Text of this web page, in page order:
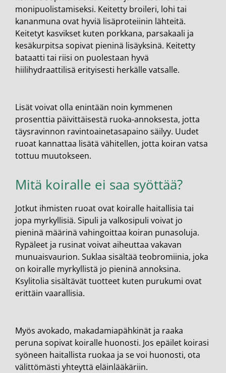
monipuolistamiseksi. Keitetty broileri, lohi tai
kananmuna ovat hyviä lisäproteiinin lähteitä.
Keitetyt kasvikset kuten porkkana, parsakaali ja
kesäkurpitsa sopivat pieninä lisäyksinä. Keitetty
bataatti tai riisi on puolestaan hyvä
hiilihydraattilisä erityisesti herkälle vatsalle.
Lisät voivat olla enintään noin kymmenen
prosenttia päivittäisestä ruoka-annoksesta, jotta
täysravinnon ravintoainetasapaino säilyy. Uudet
ruoat kannattaa lisätä vähitellen, jotta koiran vatsa
tottuu muutokseen.
Mitä koiralle ei saa syöttää?
Jotkut ihmisten ruoat ovat koiralle haitallisia tai
jopa myrkyllisiä. Sipuli ja valkosipuli voivat jo
pieninä määrinä vahingoittaa koiran punasoluja.
Rypäleet ja rusinat voivat aiheuttaa vakavan
munuaisvaurion. Suklaa sisältää teobromiinia, joka
on koiralle myrkyllistä jo pieninä annoksina.
Ksylitolia sisältävät tuotteet kuten purukumi ovat
erittäin vaarallisia.
Myös avokado, makadamiapähkinät ja raaka
peruna sopivat koiralle huonosti. Jos epäilet koirasi
syöneen haitallista ruokaa ja se voi huonosti, ota
välittömästi yhteyttä eläinlääkäriin.